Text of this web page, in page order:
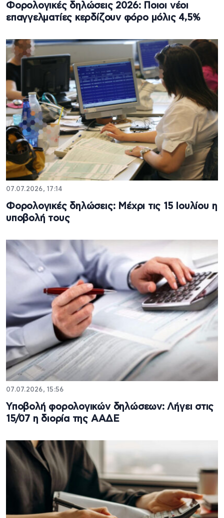
Φορολογικές δηλώσεις 2026: Ποιοι νέοι
επαγγελματίες κερδίζουν φόρο μόλις 4,5%
07.07.2026, 17:14
Φορολογικές δηλώσεις: Μέχρι τις 15 Ιουλίου η
υποβολή τους
07.07.2026, 15:56
Υποβολή φορολογικών δηλώσεων: Λήγει στις
15/07 η διορία της ΑΑΔΕ